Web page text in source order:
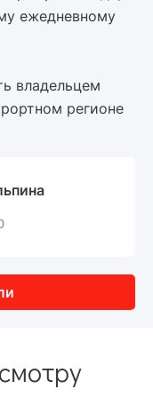
ежедневному
владельцем
регионе